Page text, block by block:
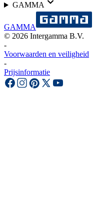
GAMMA
GAMMA
© 2026 Intergamma B.V.
-
Voorwaarden en veiligheid
-
Prijsinformatie